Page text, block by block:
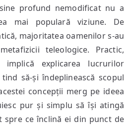
profund nemodificat nu a
mai populară viziune. De
majoritatea oamenilor s-au
teleologice. Practic,
implică explicarea lucrurilor
să-și îndeplinească scopul
concepții merg pe ideea
pur și simplu să își atingă
spre ce înclină ei din punct de